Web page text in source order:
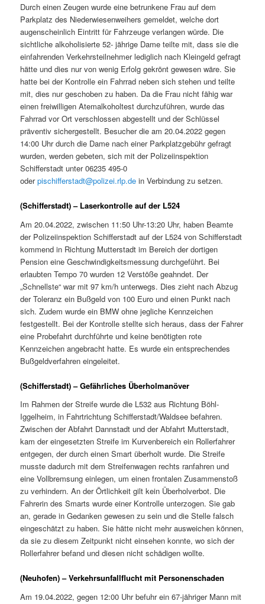
Durch einen Zeugen wurde eine betrunkene Frau auf dem
Parkplatz des Niederwiesenweihers gemeldet, welche dort
augenscheinlich Eintritt für Fahrzeuge verlangen würde. Die
sichtliche alkoholisierte 52- jährige Dame teilte mit, dass sie die
einfahrenden Verkehrsteilnehmer lediglich nach Kleingeld gefragt
hätte und dies nur von wenig Erfolg gekrönt gewesen wäre. Sie
hatte bei der Kontrolle ein Fahrrad neben sich stehen und teilte
mit, dies nur geschoben zu haben. Da die Frau nicht fähig war
einen freiwilligen Atemalkoholtest durchzuführen, wurde das
Fahrrad vor Ort verschlossen abgestellt und der Schlüssel
präventiv sichergestellt. Besucher die am 20.04.2022 gegen
14:00 Uhr durch die Dame nach einer Parkplatzgebühr gefragt
wurden, werden gebeten, sich mit der Polizeiinspektion
Schifferstadt unter 06235 495-0
oderpischifferstadt@polizei.rlp.de in Verbindung zu setzen.
(Schifferstadt) – Laserkontrolle auf der L524
Am 20.04.2022, zwischen 11:50 Uhr-13:20 Uhr, haben Beamte
der Polizeiinspektion Schifferstadt auf der L524 von Schifferstadt
kommend in Richtung Mutterstadt im Bereich der dortigen
Pension eine Geschwindigkeitsmessung durchgeführt. Bei
erlaubten Tempo 70 wurden 12 Verstöße geahndet. Der
„Schnellste“ war mit 97 km/h unterwegs. Dies zieht nach Abzug
der Toleranz ein Bußgeld von 100 Euro und einen Punkt nach
sich. Zudem wurde ein BMW ohne jegliche Kennzeichen
festgestellt. Bei der Kontrolle stellte sich heraus, dass der Fahrer
eine Probefahrt durchführte und keine benötigten rote
Kennzeichen angebracht hatte. Es wurde ein entsprechendes
Bußgeldverfahren eingeleitet.
(Schifferstadt) – Gefährliches Überholmanöver
Im Rahmen der Streife wurde die L532 aus Richtung Böhl-
Iggelheim, in Fahrtrichtung Schifferstadt/Waldsee befahren.
Zwischen der Abfahrt Dannstadt und der Abfahrt Mutterstadt,
kam der eingesetzten Streife im Kurvenbereich ein Rollerfahrer
entgegen, der durch einen Smart überholt wurde. Die Streife
musste dadurch mit dem Streifenwagen rechts ranfahren und
eine Vollbremsung einlegen, um einen frontalen Zusammenstoß
zu verhindern. An der Örtlichkeit gilt kein Überholverbot. Die
Fahrerin des Smarts wurde einer Kontrolle unterzogen. Sie gab
an, gerade in Gedanken gewesen zu sein und die Stelle falsch
eingeschätzt zu haben. Sie hätte nicht mehr ausweichen können,
da sie zu diesem Zeitpunkt nicht einsehen konnte, wo sich der
Rollerfahrer befand und diesen nicht schädigen wollte.
(Neuhofen) – Verkehrsunfallflucht mit Personenschaden
Am 19.04.2022, gegen 12:00 Uhr befuhr ein 67-jähriger Mann mit